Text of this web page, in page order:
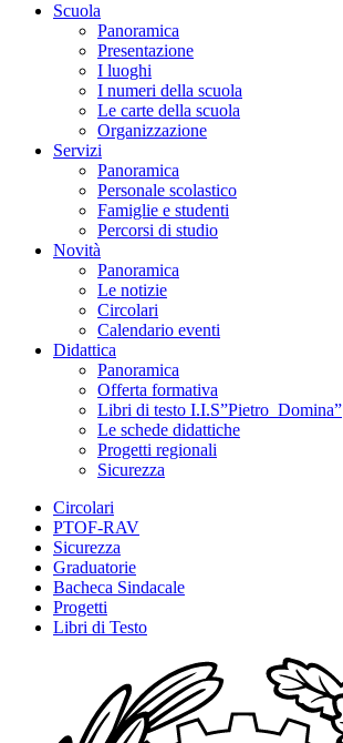
Scuola
Panoramica
Presentazione
I luoghi
I numeri della scuola
Le carte della scuola
Organizzazione
Servizi
Panoramica
Personale scolastico
Famiglie e studenti
Percorsi di studio
Novità
Panoramica
Le notizie
Circolari
Calendario eventi
Didattica
Panoramica
Offerta formativa
Libri di testo I.I.S”Pietro_Domina”
Le schede didattiche
Progetti regionali
Sicurezza
Circolari
PTOF-RAV
Sicurezza
Graduatorie
Bacheca Sindacale
Progetti
Libri di Testo